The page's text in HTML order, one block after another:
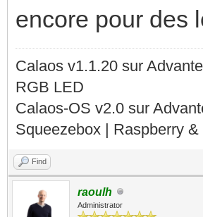
encore pour des
Calaos v1.1.20 sur
RGB LED
Calaos-OS v2.0 sur
Squeezebox | Raspberry
Find
raoulh
Administrator